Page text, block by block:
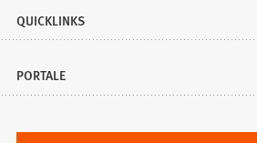
QUICKLINKS
PORTALE